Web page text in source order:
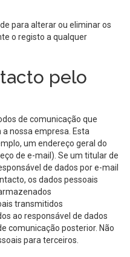
para alterar ou eliminar os
o registo a qualquer
pelo
de comunicação que
nossa empresa. Esta
um endereço geral do
de e-mail). Se um titular de
de dados por e-mail
os dados pessoais
transmitidos
ao responsável de dados
comunicação posterior. Não
para terceiros.